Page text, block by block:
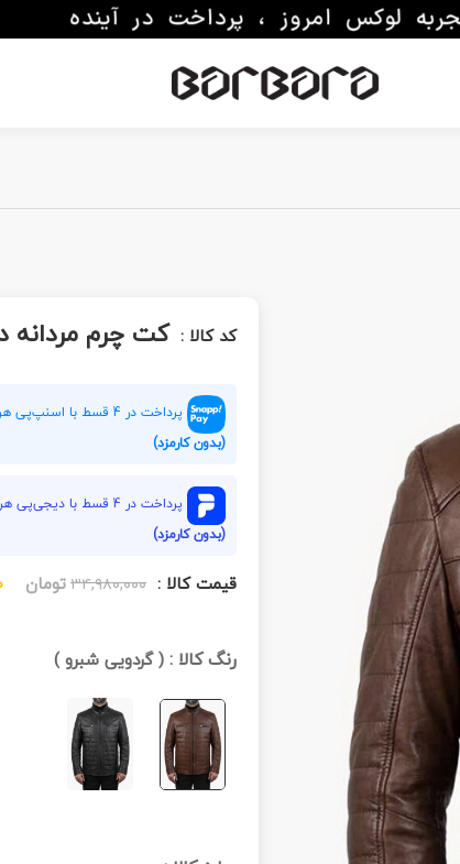
کد کالا : کت چرم مردانه
پرداخت در 4 قسط با اسنپ‌پی هر قسط
(بدون کارمزد)
پرداخت در 4 قسط با دیجی‌پی هر قسط
(بدون کارمزد)
قیمت کالا : ۳۴,۹۸۰,۰۰۰تومان
رنگ کالا :(گردویی شبرو)